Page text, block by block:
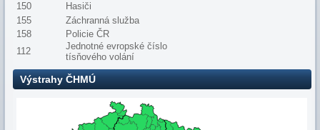
150
Hasiči
155
Záchranná služba
158
Policie ČR
112
Jednotné evropské číslo
tísňového volání
Výstrahy ČHMÚ